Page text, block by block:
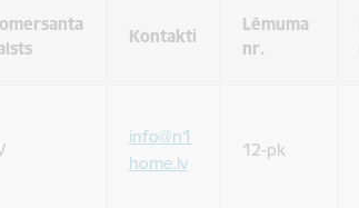
Kontakti
Lēmuma
nr.
info@n1
home.lv
12-pk